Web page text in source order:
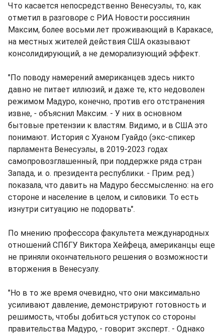
Что касается непосредственно Венесуэлы, то, как
отметил в разговоре с РИА Новости россиянин
Максим, более восьми лет проживающий в Каракасе,
на местных жителей действия США оказывают
консолидирующий, а не деморализующий эффект.
"По поводу намерений американцев здесь никто
давно не питает иллюзий, и даже те, кто недоволен
режимом Мадуро, конечно, против его отстранения
извне, - объяснил Максим. - У них в основном
бытовые претензии к властям. Видимо, и в США это
понимают. История с Хуаном Гуайдо (экс-спикер
парламента Венесуэлы, в 2019-2023 годах
самопровозглашенный, при поддержке ряда стран
Запада, и. о. президента республики. - Прим. ред.)
показала, что давить на Мадуро бессмысленно: на его
стороне и население в целом, и силовики. То есть
изнутри ситуацию не подорвать".
По мнению профессора факультета международных
отношений СПбГУ Виктора Хейфеца, американцы еще
не приняли окончательного решения о возможности
вторжения в Венесуэлу.
"Но в то же время очевидно, что они максимально
усиливают давление, демонстрируют готовность и
решимость, чтобы добиться уступок со стороны
правительства Мадуро, - говорит эксперт. - Однако